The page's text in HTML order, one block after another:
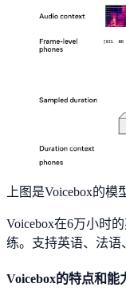
上图是Voicebox的模
Voicebox在6万小时
练。支持英语、法语
Voicebox的特点和能